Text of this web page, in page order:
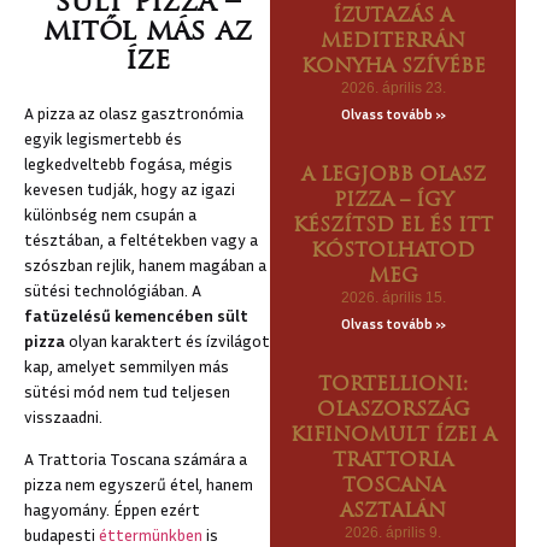
mitől más az
íze
A pizza az olasz gasztronómia
egyik legismertebb és
legkedveltebb fogása, mégis
kevesen tudják, hogy az igazi
különbség nem csupán a
tésztában, a feltétekben vagy a
szószban rejlik, hanem magában a
sütési technológiában. A
fatüzelésű kemencében sült
pizzaolyan karaktert és ízvilágot
kap, amelyet semmilyen más
sütési mód nem tud teljesen
visszaadni.
A Trattoria Toscana számára a
pizza nem egyszerű étel, hanem
hagyomány. Éppen ezért
budapesti éttermünkben is
ÍZUTAZÁS A
MEDITERRÁN
KONYHA SZÍVÉBE
2026. április 23.
Olvass tovább »
A LEGJOBB OLASZ
PIZZA – ÍGY
KÉSZÍTSD EL ÉS ITT
KÓSTOLHATOD
MEG
2026. április 15.
Olvass tovább »
TORTELLIONI:
OLASZORSZÁG
KIFINOMULT ÍZEI A
TRATTORIA
TOSCANA
ASZTALÁN
2026. április 9.